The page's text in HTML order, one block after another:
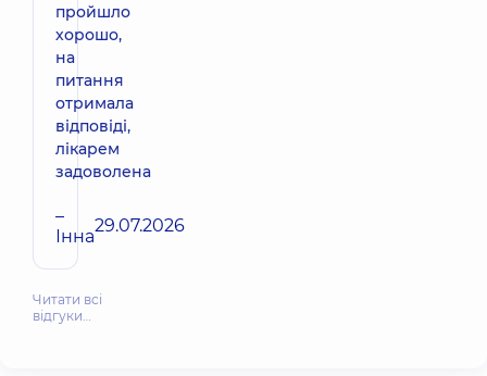
пройшло
хорошо,
на
питання
отримала
відповіді,
лікарем
задоволена
–
Інна29.07.2026
Читати всі
відгуки…